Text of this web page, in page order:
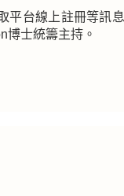
平台線上註冊等訊
博士統籌主持。